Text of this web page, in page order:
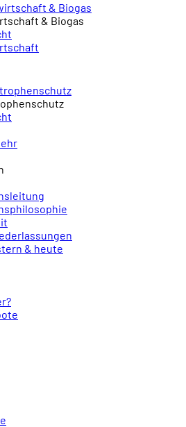
& Biogas
& Biogas
& heute